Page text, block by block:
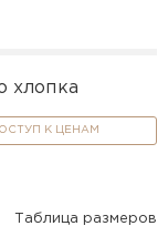
хлопка
К ЦЕНАМ
Таблица размеров